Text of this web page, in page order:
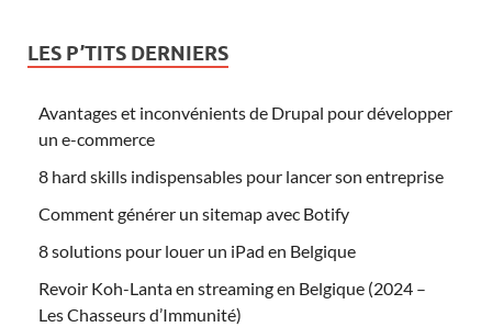
LES P’TITS DERNIERS
Avantages et inconvénients de Drupal pour développer
un e-commerce
8 hard skills indispensables pour lancer son entreprise
Comment générer un sitemap avec Botify
8 solutions pour louer un iPad en Belgique
Revoir Koh-Lanta en streaming en Belgique (2024 –
Les Chasseurs d’Immunité)